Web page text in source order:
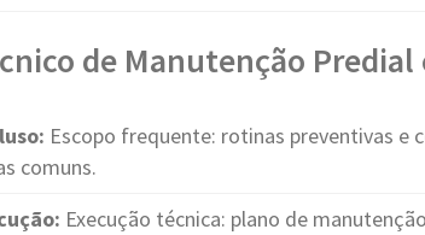
de Manutenção Predial
Escopo frequente: rotinas preventivas e
comuns.
Execução técnica: plano de